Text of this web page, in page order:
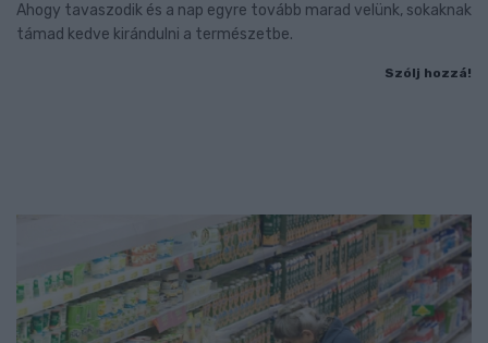
Ahogy tavaszodik és a nap egyre tovább marad velünk, sokaknak
támad kedve kirándulni a természetbe.
Szólj hozzá!